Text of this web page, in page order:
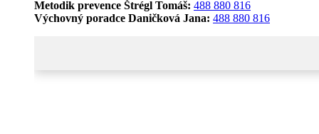
Metodik prevence Štrégl Tomáš: 488 880 816
Výchovný poradce Daničková Jana: 488 880 816